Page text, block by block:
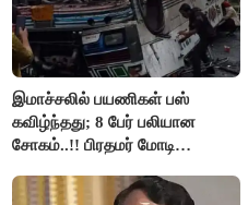
இமாச்சலில் பயணிகள் பஸ்
கவிழ்ந்தது; 8 பேர் பலியான
சோகம்..!! பிரதமர் மோடி